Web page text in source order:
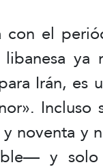
con el
Irán, es
Incluso
noventa
y